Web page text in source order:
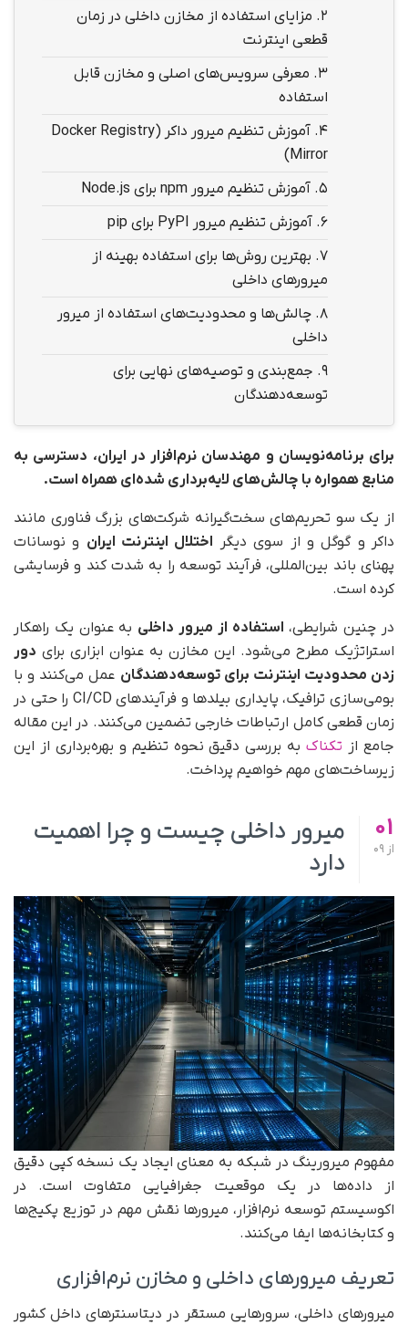
2. مزایای استفاده از مخازن داخلی در زمان
قطعی اینترنت
3. معرفی سرویس‌های اصلی و مخازن قابل
استفاده
4.
آموزش تنظیم میرور داکر (Docker Registry
Mirror)
5. آموزش تنظیم میرور npm برای Node.js
6. آموزش تنظیم میرور PyPI برای pip
7. بهترین روش‌ها برای استفاده بهینه از
میرورهای داخلی
8. چالش‌ها و محدودیت‌های استفاده از میرور
داخلی
9. جمع‌بندی و توصیه‌های نهایی برای
توسعه‌دهندگان
برای برنامه‌نویسان و مهندسان نرم‌افزار در ایران، دسترسی به
منابع همواره با چالش‌های لایه‌برداری شده‌ای همراه است.
از یک سو تحریم‌های سخت‌گیرانه شرکت‌های بزرگ فناوری مانند
داکر و گوگل و از سوی دیگر اختلال اینترنت ایران و نوسانات
پهنای باند بین‌المللی، فرآیند توسعه را به شدت کند و فرسایشی
کرده است.
در چنین شرایطی، استفاده از میرور داخلی به عنوان یک راهکار
استراتژیک مطرح می‌شود. این مخازن به عنوان ابزاری برای دور
زدن محدودیت اینترنت برای توسعه‌دهندگان عمل می‌کنند و با
بومی‌سازی ترافیک، پایداری بیلدها و فرآیندهای CI/CD را حتی در
زمان قطعی کامل ارتباطات خارجی تضمین می‌کنند. در این مقاله
جامع از تکناکبه بررسی دقیق نحوه تنظیم و بهره‌برداری از این
زیرساخت‌های مهم خواهیم پرداخت.
01
از
میرور داخلی چیست و چرا اهمیت
دارد
مفهوم میرورینگ در شبکه به معنای ایجاد یک نسخه کپی دقیق
از داده‌ها در یک موقعیت جغرافیایی متفاوت است. در
اکوسیستم توسعه نرم‌افزار، میرورها نقش مهم در توزیع پکیج‌ها
و کتابخانه‌ها ایفا می‌کنند.
تعریف میرورهای داخلی و مخازن نرم‌افزاری
میرورهای داخلی، سرورهایی مستقر در دیتاسنترهای داخل کشور